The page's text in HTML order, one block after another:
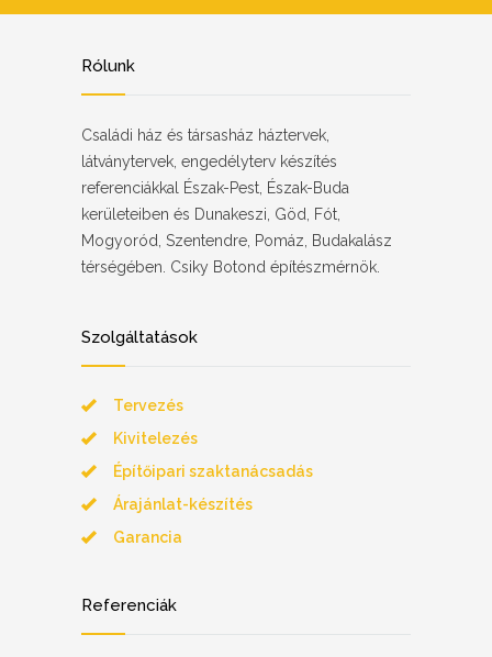
Rólunk
Családi ház és társasház háztervek,
látványtervek, engedélyterv készítés
referenciákkal Észak-Pest, Észak-Buda
kerületeiben és Dunakeszi, Göd, Fót,
Mogyoród, Szentendre, Pomáz, Budakalász
térségében. Csiky Botond építészmérnök.
Szolgáltatások
Tervezés
Kivitelezés
Építőipari szaktanácsadás
Árajánlat-készítés
Garancia
Referenciák